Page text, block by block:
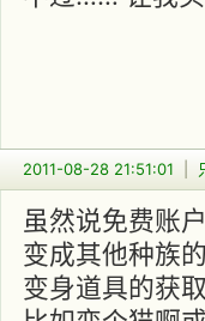
2011-08-28 21:51:01
虽然说免费账
变成其他种族
变身道具的获